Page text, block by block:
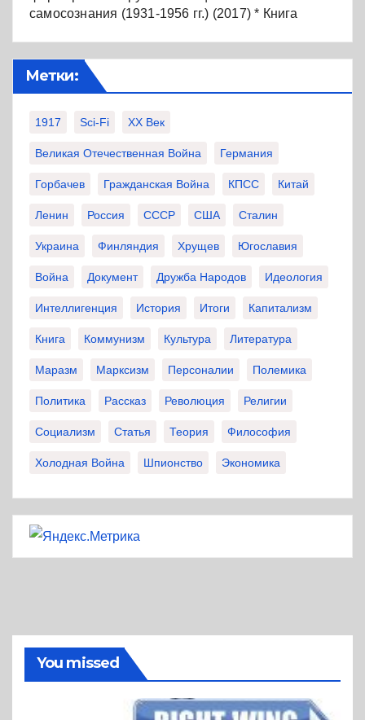
самосознания (1931-1956 гг.) (2017) * Книга
Метки:
1917 Sci-Fi XX Век
Великая Отечественная Война Германия
Горбачев Гражданская Война КПСС Китай
Ленин Россия СССР США Сталин
Украина Финляндия Хрущев Югославия
Война Документ Дружба Народов Идеология
Интеллигенция История Итоги Капитализм
Книга Коммунизм Культура Литература
Маразм Марксизм Персоналии Полемика
Политика Рассказ Революция Религии
Социализм Статья Теория Философия
Холодная Война Шпионство Экономика
You missed